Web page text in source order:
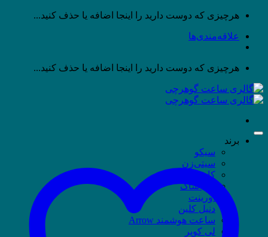
پرش
محتوا
هرچیزی که دوست دارید را اینجا اضافه یا حذف کنید...
علاقه‌مندی‌ها
هرچیزی که دوست دارید را اینجا اضافه یا حذف کنید...
برند
سیکو
سیتی‌زن
کاسیو
جی شاک
اورینت
دنیل کلین
ساعت هوشمند Arrow
لی کوپر